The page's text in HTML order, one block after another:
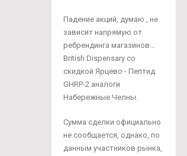
Падение акций, думаю , не
зависит напрямую от
ребрендинга магазинов...
British Dispensary со
скидкой Ярцево - Пептид
GHRP-2 аналоги
Набережные Челны.
Сумма сделки официально
не сообщается, однако, по
данным участников рынка,